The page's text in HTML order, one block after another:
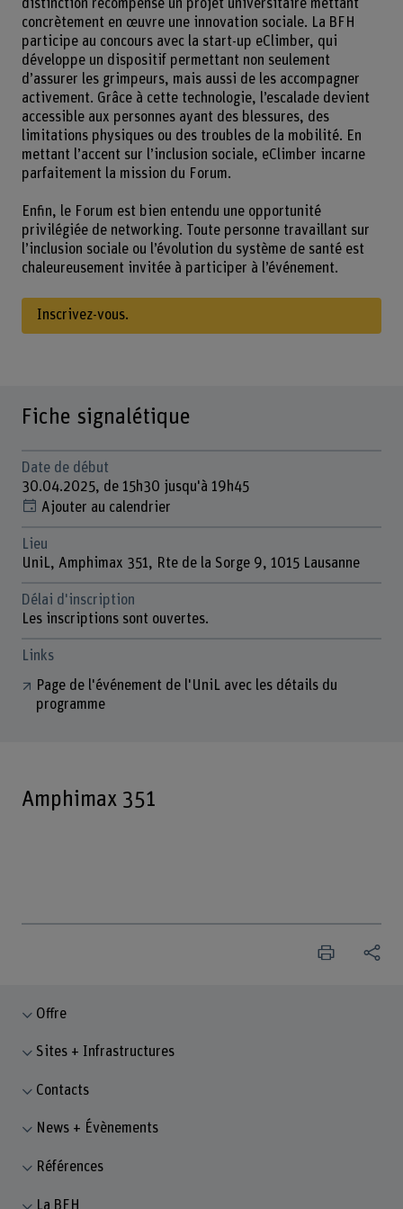
distinction récompense un projet universitaire mettant
concrètement en œuvre une innovation sociale. La BFH
participe au concours avec la start-up eClimber, qui
développe un dispositif permettant non seulement
d’assurer les grimpeurs, mais aussi de les accompagner
activement. Grâce à cette technologie, l’escalade devient
accessible aux personnes ayant des blessures, des
limitations physiques ou des troubles de la mobilité. En
mettant l’accent sur l’inclusion sociale, eClimber incarne
parfaitement la mission du Forum.
Enfin, le Forum est bien entendu une opportunité
privilégiée de networking. Toute personne travaillant sur
l’inclusion sociale ou l’évolution du système de santé est
chaleureusement invitée à participer à l’événement.
Inscrivez-vous.
Fiche signalétique
Date de début
30.04.2025, de 15h30 jusqu'à 19h45
Ajouter au calendrier
Lieu
UniL, Amphimax 351, Rte de la Sorge 9, 1015 Lausanne
Délai d'inscription
Les inscriptions sont ouvertes.
Links
Page de l'événement de l'UniL avec les détails du
programme
Amphimax 351
Offre
Sites + Infrastructures
Contacts
News + Évènements
Références
La BFH